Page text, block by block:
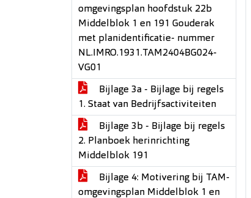
omgevingsplan hoofdstuk 22b
Middelblok 1 en 191 Gouderak
met planidentificatie- nummer
NL.IMRO.1931.TAM2404BG024-
VG01
Bijlage 3a - Bijlage bij regels
1. Staat van Bedrijfsactiviteiten
Bijlage 3b - Bijlage bij regels
2. Planboek herinrichting
Middelblok 191
Bijlage 4: Motivering bij TAM-
omgevingsplan Middelblok 1 en